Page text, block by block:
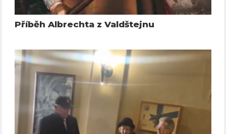
Příběh Albrechta z Valdštejnu